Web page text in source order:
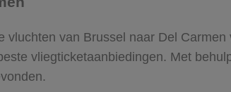
vluchten van Brussel naar Del
vliegticketaanbiedingen. Met